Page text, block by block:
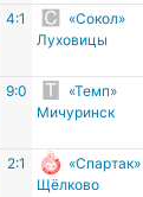
4:1
«Сокол»
Луховицы
9:0
«Темп»
Мичуринск
2:1
«Спартак»
Щёлково